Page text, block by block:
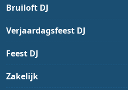
Bruiloft DJ
Verjaardagsfeest DJ
Feest DJ
Zakelijk